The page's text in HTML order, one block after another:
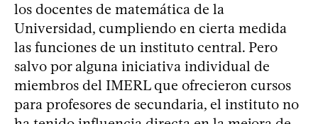
los docentes de matemática de la
Universidad, cumpliendo en cierta medida
las funciones de un instituto central. Pero
salvo por alguna iniciativa individual de
miembros del IMERL que ofrecieron cursos
para profesores de secundaria, el instituto no